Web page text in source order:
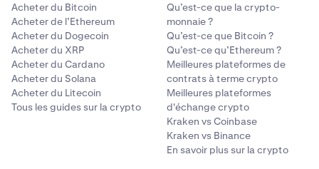
•
Si un ou plusieurs de ces paramètres ne sont pas
respectés, votre téléchargement échouera.
•
Si votre fichier respecte ces directives mais que vous
recevez toujours l'erreur, veuillez prendre une
capture d'écran de votre image et essayer de la
Si cela ne fonctionne toujours pas, veuillezcontacter
Acheter du Bitcoin
Acheter de l’Ethereum
Acheter du Dogecoin
Acheter du XRP
Acheter du Cardano
Acheter du Solana
Acheter du Litecoin
Tous les guides sur la crypto
Qu’est-ce que la crypto-
monnaie ?
Qu’est-ce que Bitcoin ?
Qu’est-ce qu’Ethereum ?
Meilleures plateformes de
contrats à terme crypto
Meilleures plateformes
d'échange crypto
Kraken vs Coinbase
Kraken vs Binance
En savoir plus sur la crypto